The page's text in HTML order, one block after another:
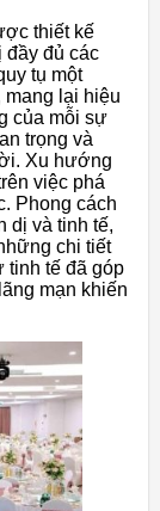
thiết kế
đầy đủ các
tụ một
mang lại hiệu
của mỗi sự
trọng và
Xu hướng
việc phá
Phong cách
dị và tinh tế,
chi tiết
tinh tế đã góp
mạn khiến